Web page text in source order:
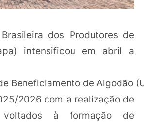
dos Produtores de
intensificou em abril a
Beneficiamento de Algodão
2026 com a realização de
voltados à formação de